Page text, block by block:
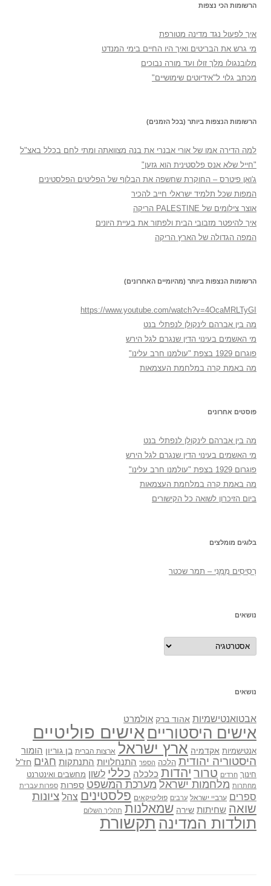
הרשומות הכי נצפות
איך לפעול נגד מדינה מטורפת
מי גרש את הבריטים ואיך היו החיים בימי המנדט
מלובנגולו מלך זולו ועד מורה נבוכים
מכתב גלוי ל"אידיוטים שימושיים"
הרשומות הנצפות ביותר (בכל הזמנים)
למה הדירה אמו של אורי אבנרי את בנה מצוואתה ומתי לחם בכלל באצ"ל
"חייל שלא אנס פלסטינית הוא גזען"
ג'ואן פיטרס – החוקרת שחשפה את הבלוף של הפליטים הפלסטינים
המפות שכל תלמיד ישראלי חייב להכיר
אוצר צילומים של PALESTINE הריקה
איך להיפטר מזבובי הבית ולפתור את בעיית היונים
המפה הגדולה של הארץ הריקה
הרשומות הנצפות ביותר (מהיומיים האחרונים)
https://www.youtube.com/watch?v=4OcaMRLTyGI
מה בין אברהם לינקולן לנפתלי בנט
מי האשמים בעינוי הדין שנגרם לגל הירש
פוגרום 1929 בצפת "עולמנו חרב עלינו"
מה באמת קרה במלחמת העצמאות
פוסטים אחרונים
מה בין אברהם לינקולן לנפתלי בנט
מי האשמים בעינוי הדין שנגרם לגל הירש
פוגרום 1929 בצפת "עולמנו חרב עלינו"
מה באמת קרה במלחמת העצמאות
ביום הזיכרון לשואה כל הקישורים
בלוגים מומלצים
רְסִיסִים מִמֶנִי – תמר שכטר
נושאים
נושאים
נושאים
אבטואנטישמיות אהוד ברק אולמרט
אישים היסטוריים אישים פוליטיים
אנטישמיות אקדמיה ארץ ישראל ארצות הברית בן גוריון הומור
היסטוריה יהודית הלכה הספר התנחלויות התנתקות חגים חז"ל
חינוך חרדים טרור יהדות כלכלה כללי לשון מחשבים ואינטרנט
מחתרות מלחמות ישראל מערכת המשפט ספרות ספרות עברית
ספרים ערביי ישראל ערבים פוליטיקאים פלסטינים צהל ציונות
שואה שחיתות שירה שמאלנות תהליך השלום
תולדות המדינה תקשורת